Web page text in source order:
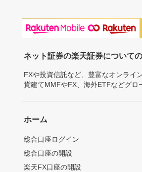
ネット証券の楽天証券について
FXや投資信託など、豊富なオンライ
貨建てMMFやFX、海外ETFなどグロ
ホーム
総合口座ログイン
総合口座の開設
楽天FX口座の開設